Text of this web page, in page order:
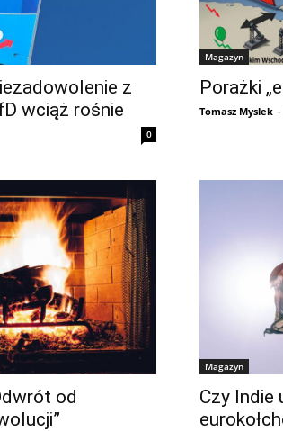
z
wciąż rośnie
0
Magazyn
Porażki
Tomasz Myslek -
od
Magazyn
Czy Indie